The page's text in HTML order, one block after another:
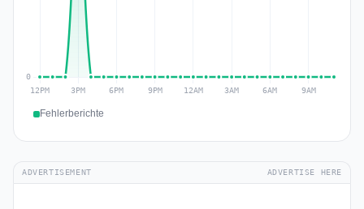
Fehlerberichte
ADVERTISEMENT ADVERTISE HERE